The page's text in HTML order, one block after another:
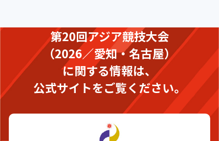
第20回アジア競技大会
（2026／愛知・名古屋）
に関する情報は、
公式サイトをご覧ください。